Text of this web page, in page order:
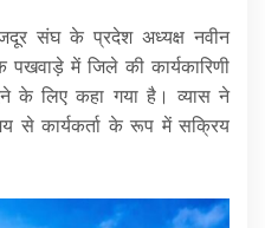
संघ के प्रदेश अध्यक्ष नवीन
में जिले की कार्यकारिणी
के लिए कहा गया है। व्यास ने
से कार्यकर्ता के रूप में सक्रिय